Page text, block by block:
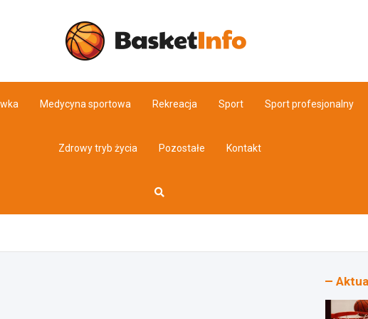
Medycyna sportowa Rekreacja Sport Sport profesjonalny
Zdrowy tryb życia Pozostałe Kontakt